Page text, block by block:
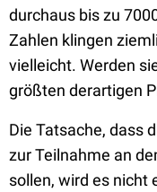
durchaus bis zu
Zahlen klingen
vielleicht. Werden
größten derartigen
Die Tatsache, dass
zur Teilnahme an
sollen, wird es nicht